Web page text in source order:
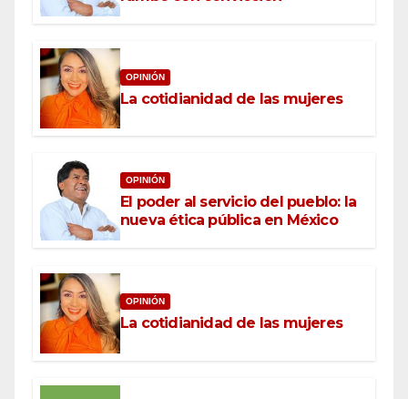
OPINIÓN
La cotidianidad de las mujeres
OPINIÓN
El poder al servicio del pueblo: la
nueva ética pública en México
OPINIÓN
La cotidianidad de las mujeres